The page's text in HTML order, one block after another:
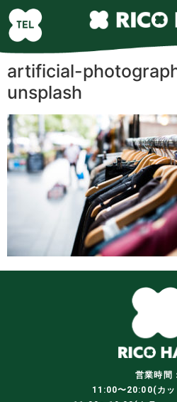
artificial-
unsplash
営業時間
11:00〜20:00(カッ